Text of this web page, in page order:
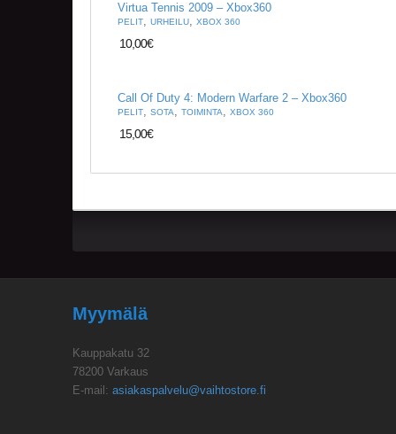
Virtua Tennis 2009 – Xbox360
PELIT, URHEILU, XBOX 360
10,00€
Call Of Duty 4: Modern Warfare 2 – Xbox360
PELIT, SOTA, TOIMINTA, XBOX 360
15,00€
Myymälä
Kauppakatu 32
78200 Varkaus
E-mail: asiakaspalvelu@vaihtostore.fi